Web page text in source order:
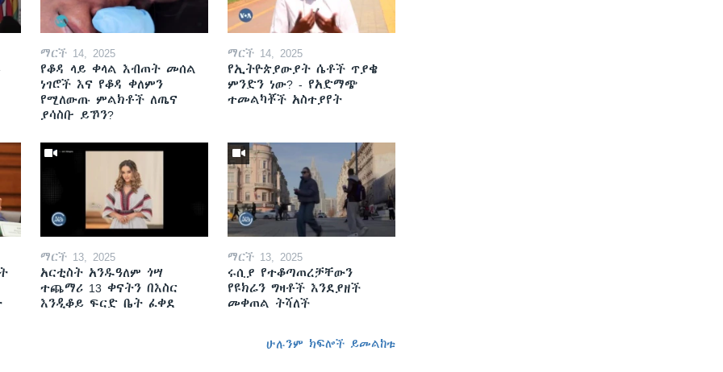
ማርች 14, 2025
የቆዳ ላይ ቀላል እብጠት መሰል
ነገሮች እና የቆዳ ቀለምን
የሚለውጡ ምልክቶች ለጤና
ያሳስቡ ይኾን?
ማርች 14, 2025
የኢትዮጵያውያት ሴቶች ጥያቄ
ምንድን ነው? - የአድማጭ
ተመልካቾች አስተያየት
ማርች 13, 2025
አርቲስት አንዱዓለም ጎሣ
ተጨማሪ 13 ቀናትን በእስር
እንዲቆይ ፍርድ ቤት ፈቀደ
ማርች 13, 2025
ሩሲያ የተቆጣጠረቻቸውን
የዩክሬን ግዛቶች እንደያዘች
መቀጠል ትሻለች
ሁሉንም ክፍሎች ይመልከቱ